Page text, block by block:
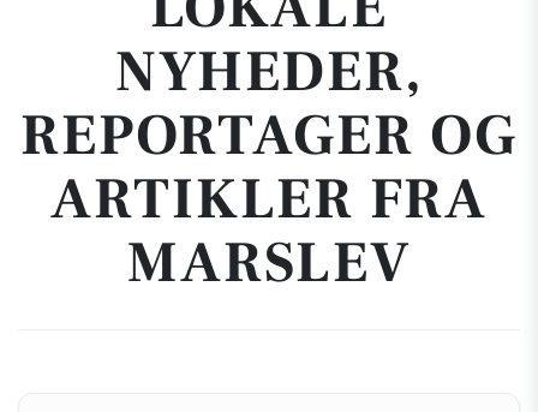
NYHEDER,
REPORTAGER OG
ARTIKLER FRA
MARSLEV